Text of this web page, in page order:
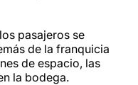
pasajeros se
de la franquicia
de espacio, las
la bodega.